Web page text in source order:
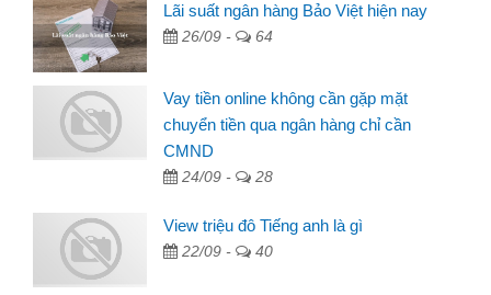
Lãi suất ngân hàng Bảo Việt hiện nay
26/09 - 64
Vay tiền online không cần gặp mặt
chuyển tiền qua ngân hàng chỉ cần
CMND
24/09 - 28
View triệu đô Tiếng anh là gì
22/09 - 40